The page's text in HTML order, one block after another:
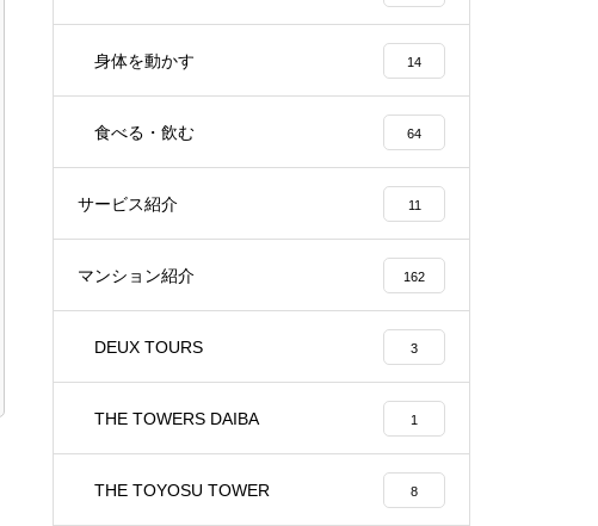
身体を動かす 14
食べる・飲む 64
サービス紹介 11
マンション紹介 162
DEUX TOURS 3
THE TOWERS DAIBA 1
THE TOYOSU TOWER 8